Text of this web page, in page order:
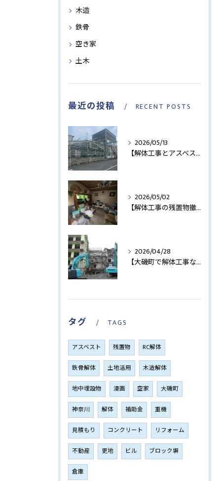
木造
鉄骨
空き家
土木
最近の投稿 RECENT POSTS
2026/05/13
【解体工事とアスベスト調査】大磯町で必要になるケースとは
2026/05/02
【解体工事の残置物撤去】家具が残っていても対応可能
2026/04/28
【大磯町で解体工事なら株式会社熊沢】創業44年の地域密着施工
タグ TAGS
アスベスト 残置物 RC解体
鉄骨解体 土地活用 木造解体
地中埋設物 漫画 空家 大磯町
神奈川 解体 補助金 重機
見積もり コンクリート リフォーム
不動産 更地 ビル ブロック塀
倉庫
お問い合わせはこちら
お問い合わせはこちら